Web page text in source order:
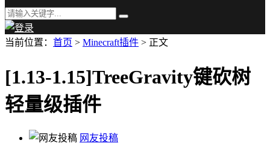
当前位置： 首页 > Minecraft插件 > 正文
[1.13-1.15]TreeGravity键砍树
轻量级插件
网友投稿